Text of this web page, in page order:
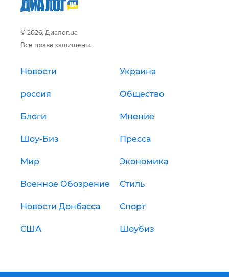
© 2026, Диалог.ua
Все права защищены.
Новости Украина
россия Общество
Блоги Мнение
Шоу-Биз Пресса
Мир Экономика
Военное Обозрение Стиль
Новости Донбасса Спорт
США Шоубиз